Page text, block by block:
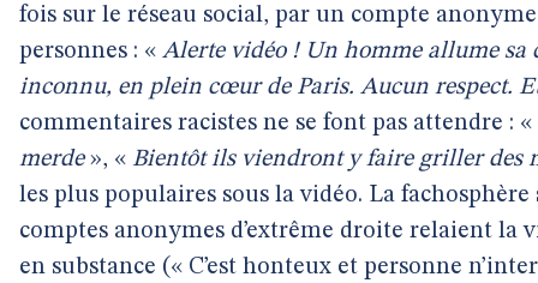
fois sur le réseau social, par un compte
personnes : « Alerte vidéo ! Un homme allume sa
inconnu, en plein cœur de Paris. Aucun respect.
commentaires racistes ne se font pas attendre : «
merde», « Bientôt ils viendront y faire griller des
les plus populaires sous la vidéo. La fachosphère
comptes anonymes d’extrême droite relaient la
en substance (« C’est honteux et personne